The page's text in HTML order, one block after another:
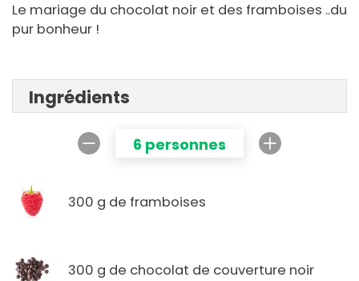
Le mariage du chocolat noir et des framboises ..du
pur bonheur !
Ingrédients
6 personnes
300 g de framboises
300 g de chocolat de couverture noir